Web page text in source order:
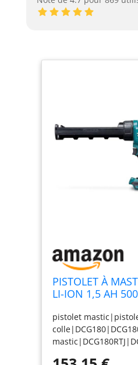
PISTOLET À
LI-ION 1,5 AH
pistolet